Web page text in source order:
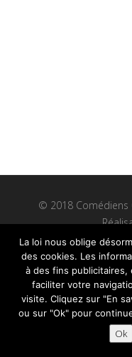
© 2018 Comédiens
Mentions
La loi nous oblige
des cookies. Les
à des fins
faciliter votre
visite. Cliquez sur "En
ou sur "Ok" pour
Ok